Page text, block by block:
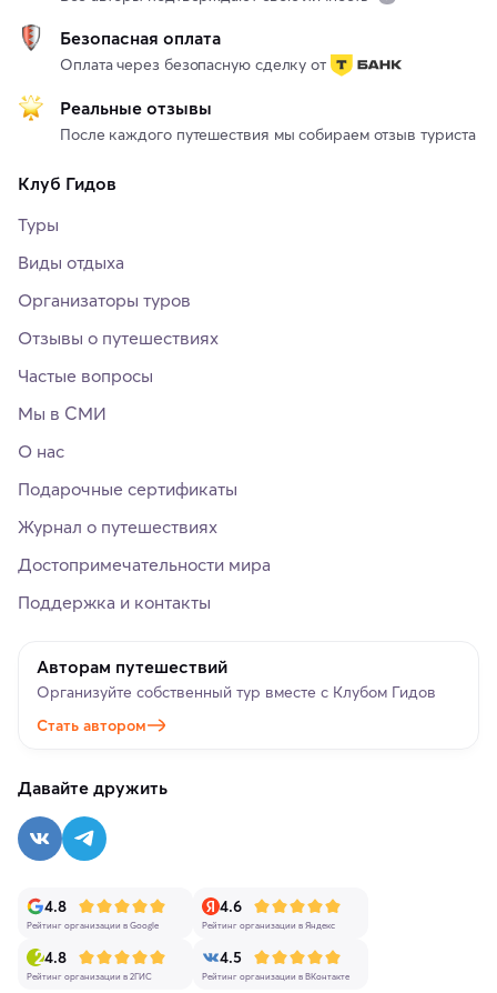
Безопасная оплата
Оплата через безопасную сделку от
Реальные отзывы
После каждого путешествия мы собираем отзыв туриста
Клуб Гидов
Туры
Виды отдыха
Организаторы туров
Отзывы о путешествиях
Частые вопросы
Мы в СМИ
О нас
Подарочные сертификаты
Журнал о путешествиях
Достопримечательности мира
Поддержка и контакты
Авторам путешествий
Организуйте собственный тур вместе с Клубом Гидов
Стать автором
Давайте дружить
4.8
Рейтинг организации в Google
4.6
Рейтинг организации в Яндекс
4.8
Рейтинг организации в 2ГИС
4.5
Рейтинг организации в ВКонтакте